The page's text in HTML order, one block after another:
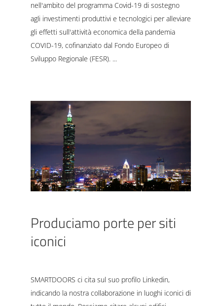
nell'ambito del programma Covid-19 di sostegno
agli investimenti produttivi e tecnologici per alleviare
gli effetti sull'attività economica della pandemia
COVID-19, cofinanziato dal Fondo Europeo di
Sviluppo Regionale (FESR).
Produciamo porte per siti
iconici
SMARTDOORS ci cita sul suo profilo Linkedin,
indicando la nostra collaborazione in luoghi iconici di